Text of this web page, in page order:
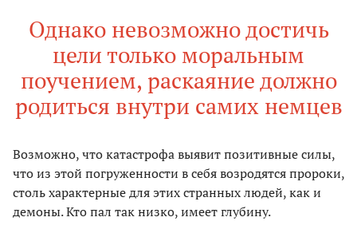
Однако невозможно достичь
цели только моральным
поучением, раскаяние должно
родиться внутри самих немцев
Возможно, что катастрофа выявит позитивные силы,
что из этой погруженности в себя возродятся пророки,
столь характерные для этих странных людей, как и
демоны. Кто пал так низко, имеет глубину.